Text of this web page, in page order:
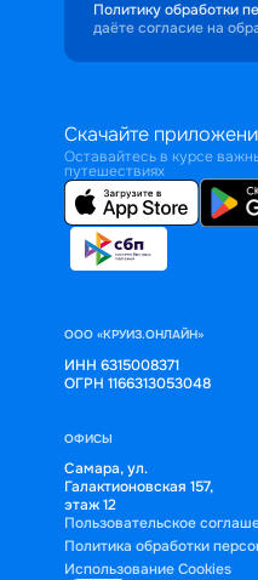
Политику обработки
даёте согласие на
Скачайте
Оставайтесь в курсе
путешествиях
ООО «КРУИЗ.ОНЛАЙН»
ИНН 6315008371
ОГРН 1166313053048
ОФИСЫ
Самара, ул.
Галактионовская 157,
этаж 12
Пользовательское
Политика обработки
Использование Cookies